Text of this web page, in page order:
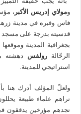
ومولاي إدريس الأكبر ،
فاس وقبره في مدينة
قدسيته بدرجة على مسجد
بجغرافية المدينة
الرحّالةرولفس دهشته
استراتيجي للمدينة.
ولعلّ المؤلف أدرك هنا
نراهم علماء طبيعة
نجدهم مؤرخين يدققون في